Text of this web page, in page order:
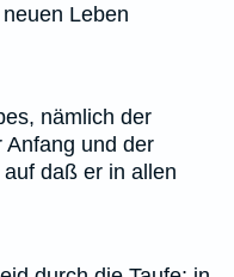
Leben
nämlich der
Anfang und der
daß er in allen